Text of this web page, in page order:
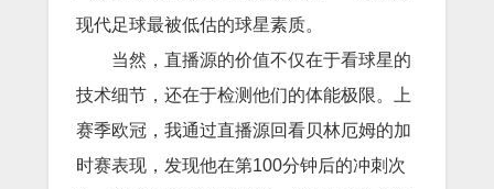
现代足球最被低估的球星素质。
当然，直播源的价值不仅在于看球星的
技术细节，还在于检测他们的体能极限。上
赛季欧冠，我通过直播源回看贝林厄姆的加
时赛表现，发现他在第100分钟后的冲刺次